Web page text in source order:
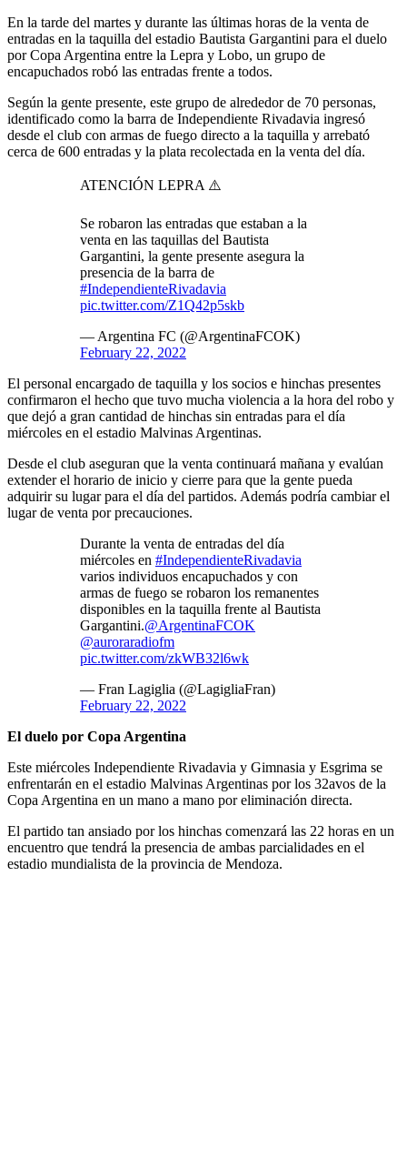
En la tarde del martes y durante las últimas horas de la venta de
entradas en la taquilla del estadio Bautista Gargantini para el duelo
por Copa Argentina entre la Lepra y Lobo, un grupo de
encapuchados robó las entradas frente a todos.
Según la gente presente, este grupo de alrededor de 70 personas,
identificado como la barra de Independiente Rivadavia ingresó
desde el club con armas de fuego directo a la taquilla y arrebató
cerca de 600 entradas y la plata recolectada en la venta del día.
ATENCIÓN LEPRA ⚠️
Se robaron las entradas que estaban a la
venta en las taquillas del Bautista
Gargantini, la gente presente asegura la
presencia de la barra de
#IndependienteRivadavia
pic.twitter.com/Z1Q42p5skb
— Argentina FC (@ArgentinaFCOK)
February 22, 2022
El personal encargado de taquilla y los socios e hinchas presentes
confirmaron el hecho que tuvo mucha violencia a la hora del robo y
que dejó a gran cantidad de hinchas sin entradas para el día
miércoles en el estadio Malvinas Argentinas.
Desde el club aseguran que la venta continuará mañana y evalúan
extender el horario de inicio y cierre para que la gente pueda
adquirir su lugar para el día del partidos. Además podría cambiar el
lugar de venta por precauciones.
Durante la venta de entradas del día
miércoles en #IndependienteRivadavia
varios individuos encapuchados y con
armas de fuego se robaron los remanentes
disponibles en la taquilla frente al Bautista
Gargantini.@ArgentinaFCOK
@auroraradiofm
pic.twitter.com/zkWB32l6wk
— Fran Lagiglia (@LagigliaFran)
February 22, 2022
El duelo por Copa Argentina
Este miércoles Independiente Rivadavia y Gimnasia y Esgrima se
enfrentarán en el estadio Malvinas Argentinas por los 32avos de la
Copa Argentina en un mano a mano por eliminación directa.
El partido tan ansiado por los hinchas comenzará las 22 horas en un
encuentro que tendrá la presencia de ambas parcialidades en el
estadio mundialista de la provincia de Mendoza.